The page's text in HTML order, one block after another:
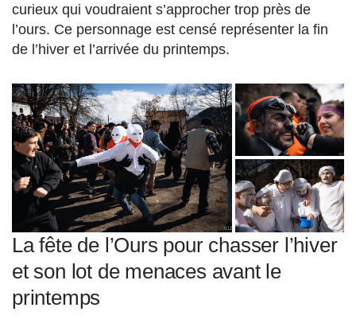
curieux qui voudraient s’approcher trop près de
l’ours. Ce personnage est censé représenter la fin
de l’hiver et l’arrivée du printemps.
La fête de l’Ours pour chasser l’hiver
et son lot de menaces avant le
printemps